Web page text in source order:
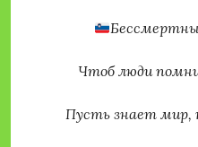
Чтоб люди
Пусть знает мир,